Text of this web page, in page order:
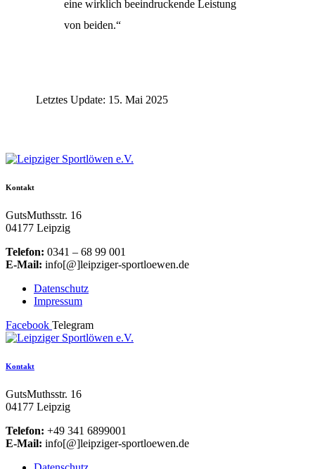
eine wirklich beeindruckende Leistung
von beiden.“
Letztes Update: 15. Mai 2025
Kontakt
GutsMuthsstr. 16
04177 Leipzig
Telefon: 0341 – 68 99 001
E-Mail: info[@]leipziger-sportloewen.de
Datenschutz
Impressum
Facebook Telegram
Kontakt
GutsMuthsstr. 16
04177 Leipzig
Telefon: +49 341 6899001
E-Mail: info[@]leipziger-sportloewen.de